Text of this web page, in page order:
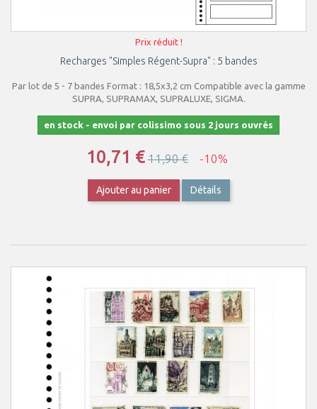
Prix réduit !
Recharges "Simples Régent-Supra" : 5 bandes
Par lot de 5 - 7 bandes Format : 18,5x3,2 cm Compatible avec la gamme
SUPRA, SUPRAMAX, SUPRALUXE, SIGMA.
en stock - envoi par colissimo sous 2 jours ouvrés
10,71 €11,90 € -10%
Ajouter au panier Détails